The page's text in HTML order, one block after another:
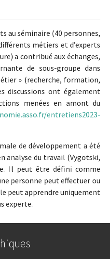
au séminaire (40 personnes,
métiers et d’experts
a contribué aux échanges,
de sous-groupe dans
» (recherche, formation,
discussions ont également
menées en amont du
entretiens2023-
de développement a été
analyse du travail (Vygotski,
Il peut être défini comme
personne peut effectuer ou
peut apprendre uniquement
experte.